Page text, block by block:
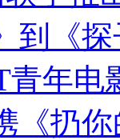
到《
青年电
《扔